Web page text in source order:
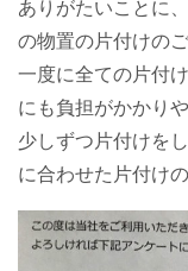
ありがたいことに
の物置の片付けの
一度に全ての片付
にも負担がかかり
少しずつ片付けを
に合わせた片付け